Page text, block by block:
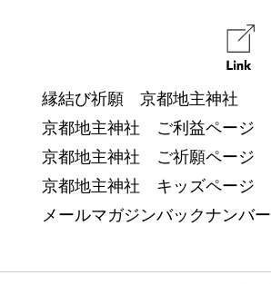
縁結び祈願 京都地主神社
京都地主神社 ご利益ページ
京都地主神社 ご祈願ページ
京都地主神社 キッズページ
メールマガジンバックナンバー